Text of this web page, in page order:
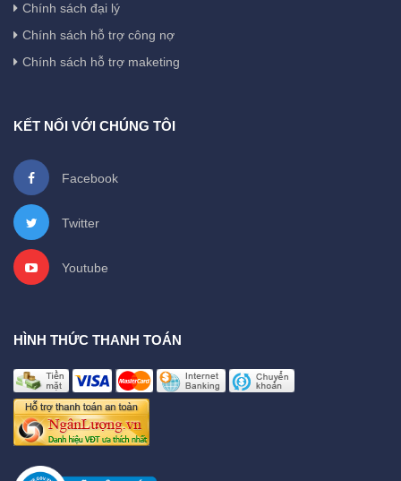
Chính sách đại lý
Chính sách hỗ trợ công nợ
Chính sách hỗ trợ maketing
KẾT NỐI VỚI CHÚNG TÔI
Facebook
Twitter
Youtube
HÌNH THỨC THANH TOÁN